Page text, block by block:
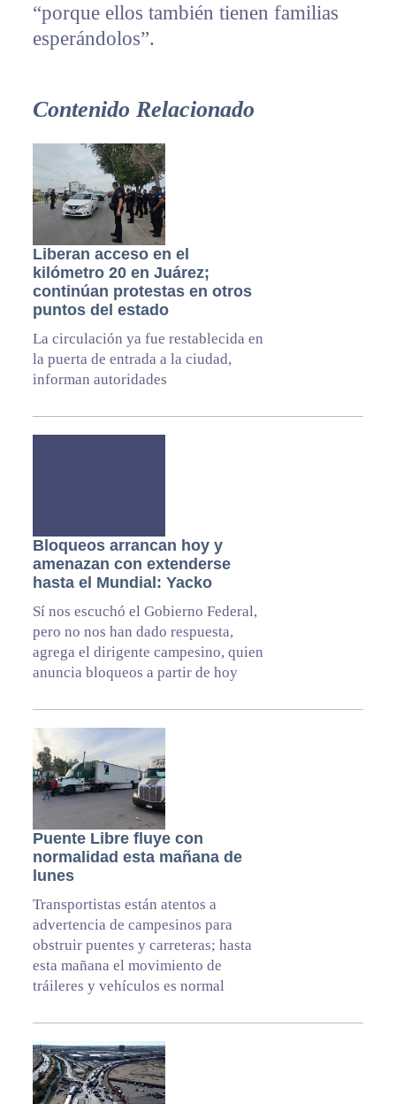
“porque ellos también tienen familias
esperándolos”.
Contenido Relacionado
Liberan acceso en el
kilómetro 20 en Juárez;
continúan protestas en otros
puntos del estado
La circulación ya fue restablecida en
la puerta de entrada a la ciudad,
informan autoridades
Bloqueos arrancan hoy y
amenazan con extenderse
hasta el Mundial: Yacko
Sí nos escuchó el Gobierno Federal,
pero no nos han dado respuesta,
agrega el dirigente campesino, quien
anuncia bloqueos a partir de hoy
Puente Libre fluye con
normalidad esta mañana de
lunes
Transportistas están atentos a
advertencia de campesinos para
obstruir puentes y carreteras; hasta
esta mañana el movimiento de
tráileres y vehículos es normal